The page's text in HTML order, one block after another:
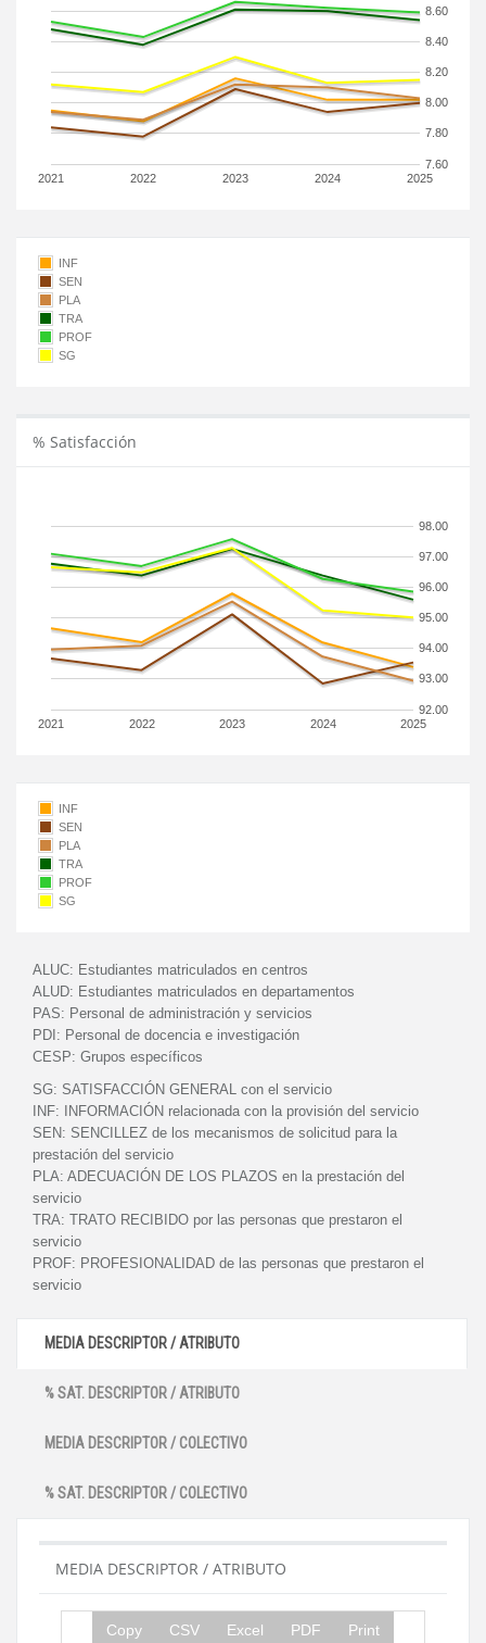
2021 2022 2023 2024 2025
7.60
7.80
8.00
8.20
8.40
8.60
INF
SEN
PLA
TRA
PROF
SG
% Satisfacción
2021 2022 2023 2024 2025
92.00
93.00
94.00
95.00
96.00
97.00
98.00
INF
SEN
PLA
TRA
PROF
SG
ALUC: Estudiantes matriculados en centros
ALUD: Estudiantes matriculados en departamentos
PAS: Personal de administración y servicios
PDI: Personal de docencia e investigación
CESP: Grupos específicos
SG: SATISFACCIÓN GENERAL con el servicio
INF:
INFORMACIÓN relacionada con la provisión del servicio
SEN: SENCILLEZ de los mecanismos de solicitud para la
prestación del servicio
PLA: ADECUACIÓN DE LOS PLAZOS en la prestación del
servicio
TRA: TRATO RECIBIDO por las personas que prestaron el
servicio
PROF: PROFESIONALIDAD de las personas que prestaron el
servicio
MEDIA DESCRIPTOR / ATRIBUTO
% SAT. DESCRIPTOR / ATRIBUTO
MEDIA DESCRIPTOR / COLECTIVO
% SAT. DESCRIPTOR / COLECTIVO
MEDIA DESCRIPTOR / ATRIBUTO
Copy CSV Excel PDF Print